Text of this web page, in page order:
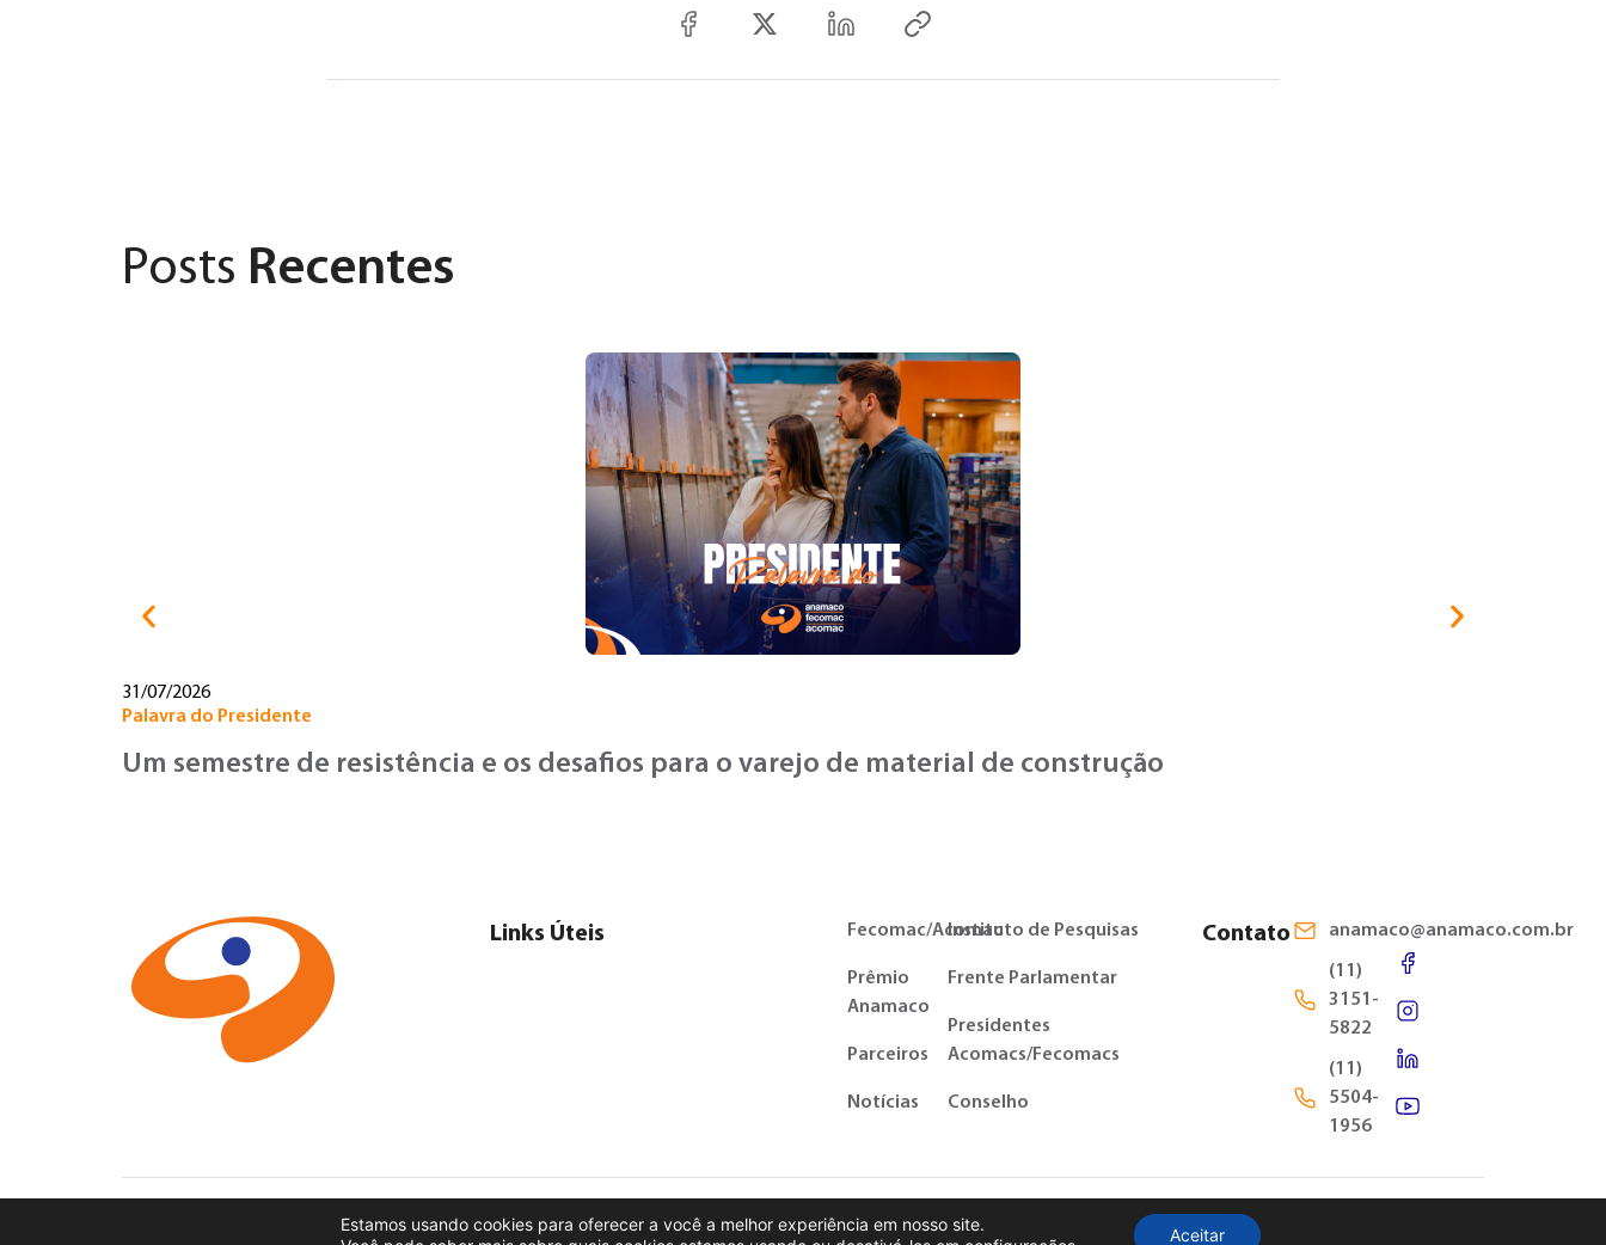
Posts Recentes
31/07/2026
Palavra do Presidente
Um semestre de resistência e os desafios para o varejo de material de construção
Links Úteis Fecomac/Acomac
Prêmio
Anamaco
Parceiros
Notícias
Instituto de Pesquisas
Frente Parlamentar
Presidentes
Acomacs/Fecomacs
Conselho
Contato anamaco@anamaco.com.br
(11)
3151-
5822
(11)
5504-
1956
©2026 Anamaco – Todos os direitos reservados Política de privacidade Criação de Site
Estamos usando cookies para oferecer a você a melhor experiência em nosso site.
Aceitar